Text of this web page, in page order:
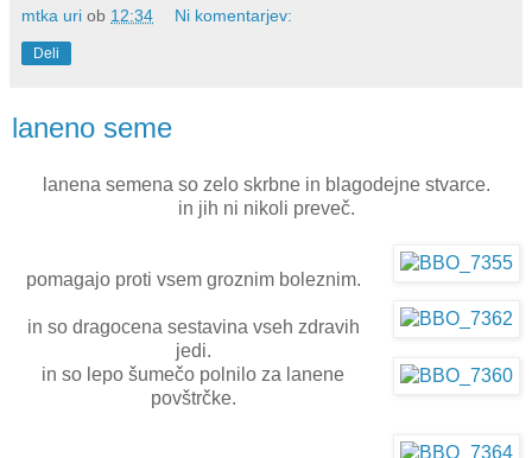
mtka uri ob 12:34 Ni komentarjev:
Deli
laneno seme
lanena semena so zelo skrbne in blagodejne stvarce.
in jih ni nikoli preveč.
pomagajo proti vsem groznim boleznim.
in so dragocena sestavina vseh zdravih
jedi.
in so lepo šumečo polnilo za lanene
povštrčke.